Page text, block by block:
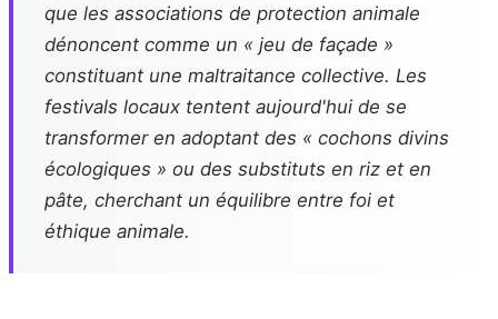
que les associations de protection animale
dénoncent comme un « jeu de façade »
constituant une maltraitance collective. Les
festivals locaux tentent aujourd'hui de se
transformer en adoptant des « cochons divins
écologiques » ou des substituts en riz et en
pâte, cherchant un équilibre entre foi et
éthique animale.